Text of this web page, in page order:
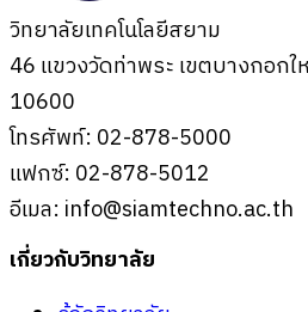
วิทยาลัยเทคโนโลยีสยาม
46 แขวงวัดท่าพระ เขตบางกอก
10600
โทรศัพท์: 02-878-5000
แฟกซ์: 02-878-5012
อีเมล: info@siamtechno.ac.th
เกี่ยวกับวิทยาลัย